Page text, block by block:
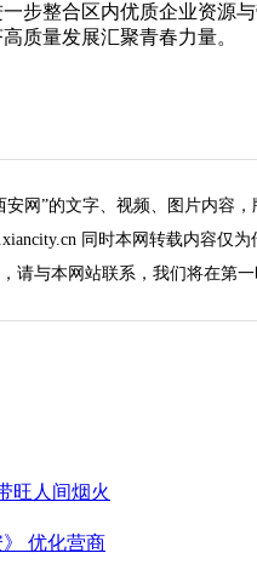
步整合区内优质企业资源
质量发展汇聚青春力量。
安网”的文字、视频、图片内容
同时本网转载内容仅为
请与本网站联系，我们将在第一
旺人间烟火
》 优化营商